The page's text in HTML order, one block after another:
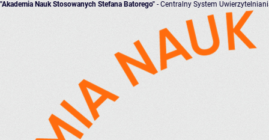
"Akademia Nauk Stosowanych Stefana Batorego" - Centralny System